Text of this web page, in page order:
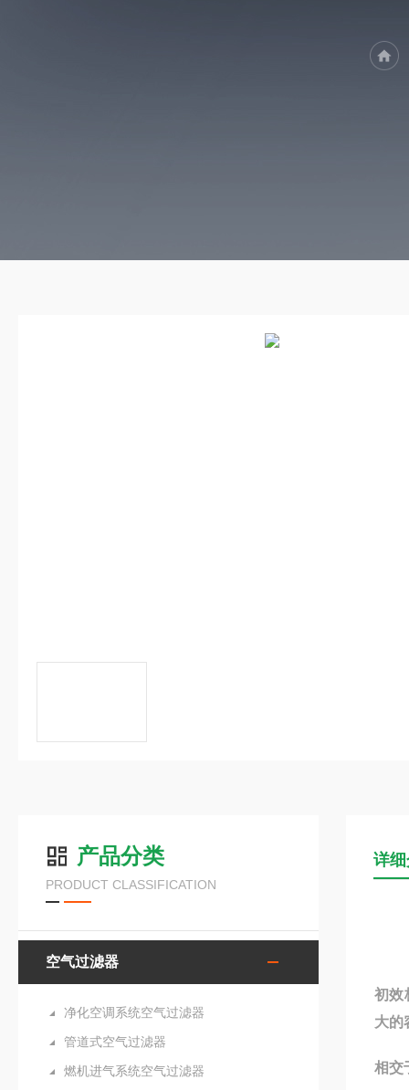
产品分类
PRODUCT CLASSIFICATION
空气过滤器
净化空调系统空气过滤器
管道式空气过滤器
燃机进气系统空气过滤器
详
初效
大的
相交